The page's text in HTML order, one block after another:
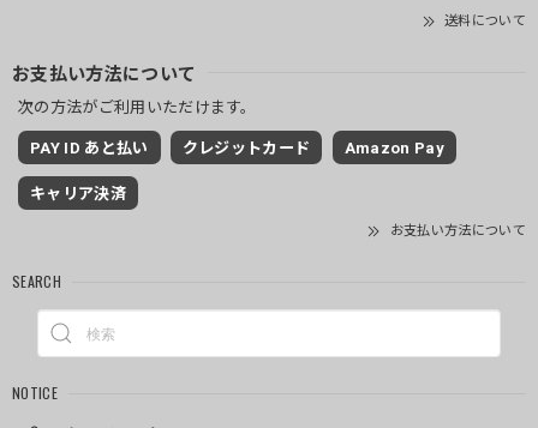
送料について
お支払い方法について
次の方法がご利用いただけます。
PAY ID あと払い クレジットカード Amazon Pay
キャリア決済
お支払い方法について
SEARCH
NOTICE